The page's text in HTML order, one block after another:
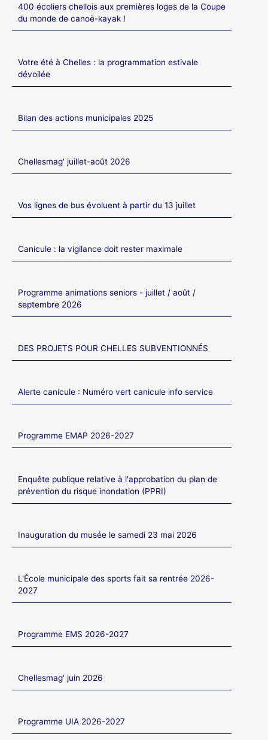
400 écoliers chellois aux premières loges de la Coupe
du monde de canoë-kayak !
Votre été à Chelles : la programmation estivale
dévoilée
Bilan des actions municipales 2025
Chellesmag' juillet-août 2026
Vos lignes de bus évoluent à partir du 13 juillet
Canicule : la vigilance doit rester maximale
Programme animations seniors - juillet / août /
septembre 2026
DES PROJETS POUR CHELLES SUBVENTIONNÉS
Alerte canicule : Numéro vert canicule info service
Programme EMAP 2026-2027
Enquête publique relative à l'approbation du plan de
prévention du risque inondation (PPRI)
Inauguration du musée le samedi 23 mai 2026
L'École municipale des sports fait sa rentrée 2026-
2027
Programme EMS 2026-2027
Chellesmag' juin 2026
Programme UIA 2026-2027